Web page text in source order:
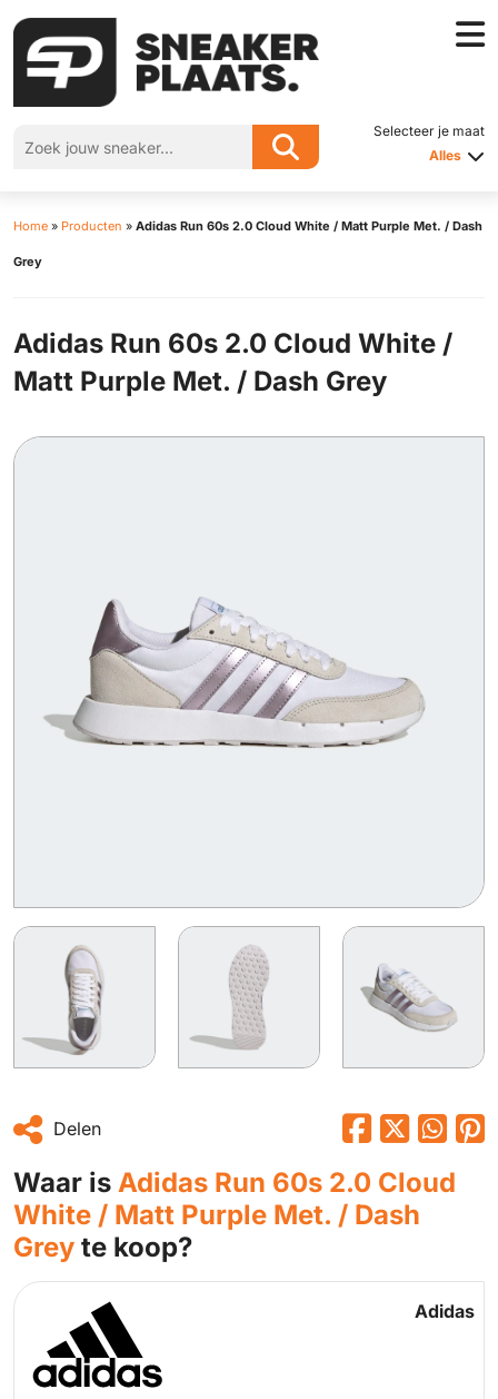
Selecteer je maat
Alles
Home » Producten » Adidas Run 60s 2.0 Cloud White / Matt Purple Met. / Dash
Grey
Adidas Run 60s 2.0 Cloud White /
Matt Purple Met. / Dash Grey
Delen
Waar is Adidas Run 60s 2.0 Cloud
White / Matt Purple Met. / Dash
Grey te koop?
Adidas